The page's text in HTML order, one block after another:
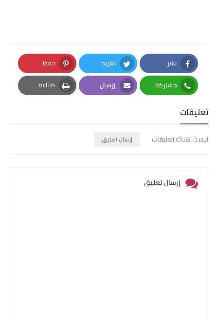
نشر
Facebook
تغريد
Twitter
حفظ
Pinterest
مشاركة
Whatsapp
إرسال
Email
طباعة
Print
تعليقات
ليست هناك تعليقات إرسال تعليق
إرسال تعليق